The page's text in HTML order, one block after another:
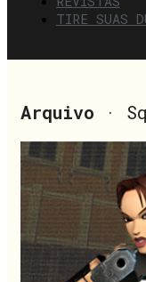
TIRE SUAS
Arquivo ·